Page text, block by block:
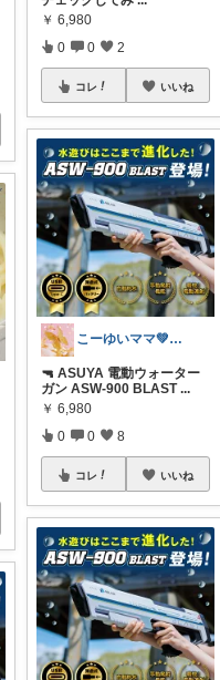
￥ 6,980
0 0 2
コレ いいね
こーゆいママ💚ROOM🌈
🔫 ASUYA 電動ウォーター
ガン ASW-900 BLAST ...
￥ 6,980
0 0 8
コレ いいね